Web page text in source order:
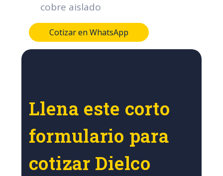
cobre aislado
Cotizar en WhatsApp
Llena este corto
formulario para
cotizar Dielco